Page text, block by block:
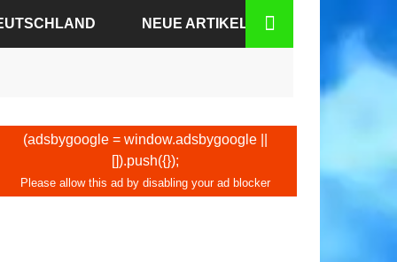
NEUE ARTIKEL
(adsbygoogle = window.adsbygoogle ||
[]).push({});